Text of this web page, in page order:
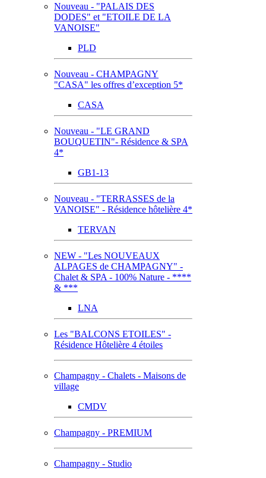
Nouveau - "PALAIS DES
DODES" et "ETOILE DE LA
VANOISE"
PLD
Nouveau - CHAMPAGNY
"CASA" les offres d’exception 5*
CASA
Nouveau - "LE GRAND
BOUQUETIN"- Résidence & SPA
4*
GB1-13
Nouveau - "TERRASSES de la
VANOISE" - Résidence hôtelière 4*
TERVAN
NEW - "Les NOUVEAUX
ALPAGES de CHAMPAGNY" -
Chalet & SPA - 100% Nature - ****
& ***
LNA
Les "BALCONS ETOILES" -
Résidence Hôtelière 4 étoiles
Champagny - Chalets - Maisons de
village
CMDV
Champagny - PREMIUM
Champagny - Studio